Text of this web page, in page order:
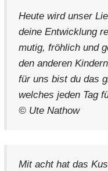
Heute wird unser
deine Entwicklung
mutig, fröhlich und
den anderen
für uns bist du das
welches jeden Tag
© Ute Nathow
Mit acht hat das